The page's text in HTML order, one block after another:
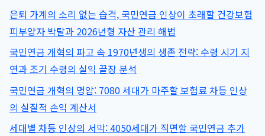
택
실
버
신
청
방
법
한
은퇴 가계의 소리 없는 습격, 국민연금 인상이 초래할 건강보험
피부양자 박탈과 2026년형 자산 관리 해법
국민연금 개혁의 파고 속 1970년생의 생존 전략: 수령 시기 지
연과 조기 수령의 실익 끝장 분석
국민연금 개혁의 명암: 7080 세대가 마주할 보험료 차등 인상
의 실질적 손익 계산서
세대별 차등 인상의 서막: 4050세대가 직면할 국민연금 추가